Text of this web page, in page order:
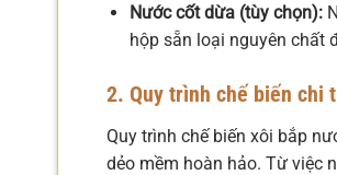
Nước cốt dừa (tùy chọn):
hộp sẵn loại nguyên chất
2. Quy trình chế biến chi
Quy trình chế biến xôi bắp
dẻo mềm hoàn hảo. Từ việc